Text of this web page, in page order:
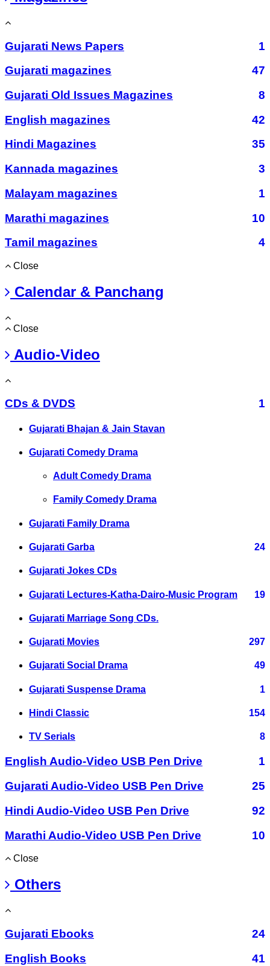
Gujarati News Papers
1
Gujarati magazines
47
Gujarati Old Issues Magazines
8
English magazines
42
Hindi Magazines
35
Kannada magazines
3
Malayam magazines
1
Marathi magazines
10
Tamil magazines
4
Close
Calendar & Panchang
Close
Audio-Video
CDs & DVDS 1
Gujarati Bhajan & Jain Stavan
Gujarati Comedy Drama
Adult Comedy Drama
Family Comedy Drama
Gujarati Family Drama
Gujarati Garba 24
Gujarati Jokes CDs
Gujarati Lectures-Katha-Dairo-Music Program 19
Gujarati Marriage Song CDs.
Gujarati Movies 297
Gujarati Social Drama 49
Gujarati Suspense Drama 1
Hindi Classic 154
TV Serials 8
English Audio-Video USB Pen Drive
1
Gujarati Audio-Video USB Pen Drive
25
Hindi Audio-Video USB Pen Drive
92
Marathi Audio-Video USB Pen Drive
10
Close
Others
Gujarati Ebooks
24
English Books
41